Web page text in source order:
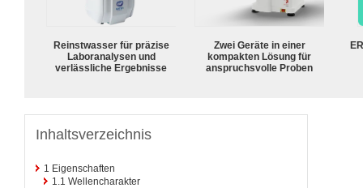
Reinstwasser für präzise
Laboranalysen und
verlässliche Ergebnisse
Zwei Geräte in einer
kompakten Lösung für
anspruchsvolle Proben
Inhaltsverzeichnis
1 Eigenschaften
1.1 Wellencharakter